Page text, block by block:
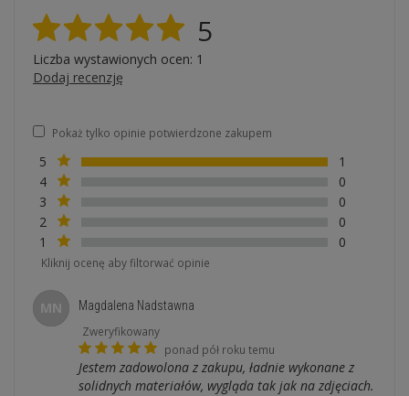
5
Liczba wystawionych ocen: 1
Dodaj recenzję
Pokaż tylko opinie potwierdzone zakupem
5
1
4
0
3
0
2
0
1
0
Kliknij ocenę aby filtorwać opinie
MN
Magdalena Nadstawna
Zweryfikowany
ponad pół roku temu
Jestem zadowolona z zakupu, ładnie wykonane z
solidnych materiałów, wygląda tak jak na zdjęciach.